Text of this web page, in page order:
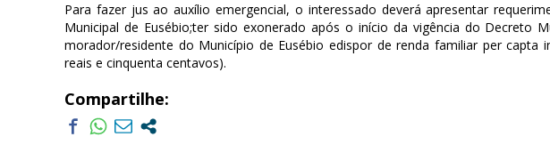
Para fazer jus ao auxílio emergencial, o interessado deverá apresentar
Municipal de Eusébio;ter sido exonerado após o início da vigência do Decreto
morador/residente do Município de Eusébio edispor de renda familiar per capta
reais e cinquenta centavos).
Compartilhe: